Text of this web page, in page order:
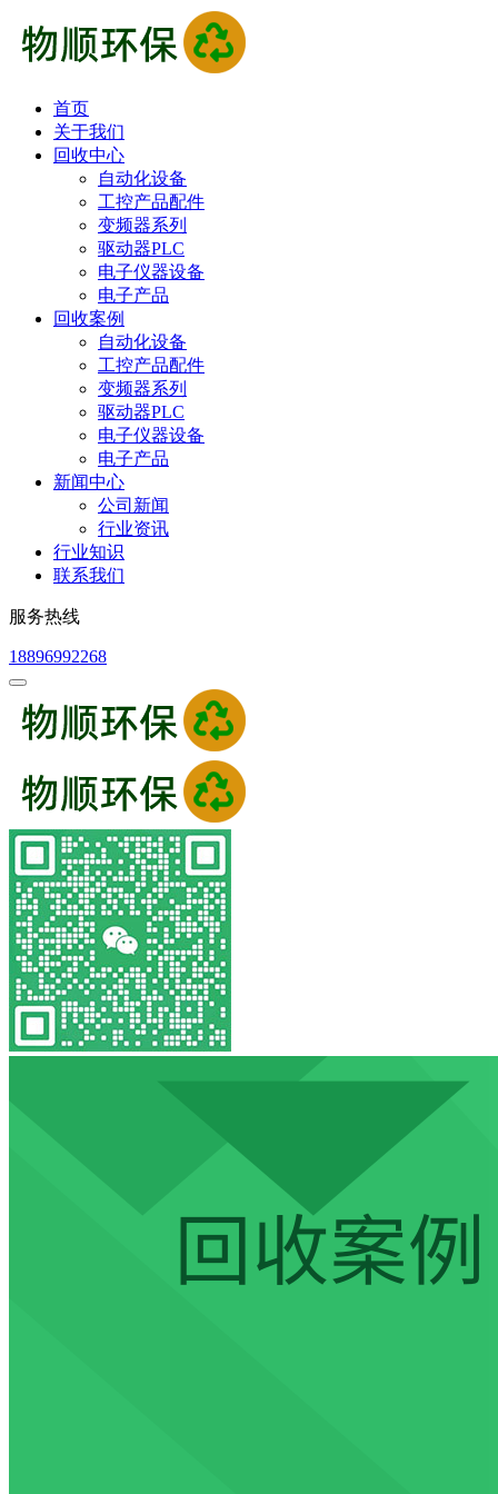
首页
关于我们
回收中心
自动化设备
工控产品配件
变频器系列
驱动器PLC
电子仪器设备
电子产品
回收案例
自动化设备
工控产品配件
变频器系列
驱动器PLC
电子仪器设备
电子产品
新闻中心
公司新闻
行业资讯
行业知识
联系我们
服务热线
18896992268